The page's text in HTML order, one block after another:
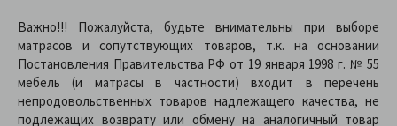
Важно!!! Пожалуйста, будьте внимательны при выборе
матрасов и сопутствующих товаров, т.к. на основании
Постановления Правительства РФ от 19 января 1998 г. № 55
мебель (и матрасы в частности) входит в перечень
непродовольственных товаров надлежащего качества, не
подлежащих возврату или обмену на аналогичный товар